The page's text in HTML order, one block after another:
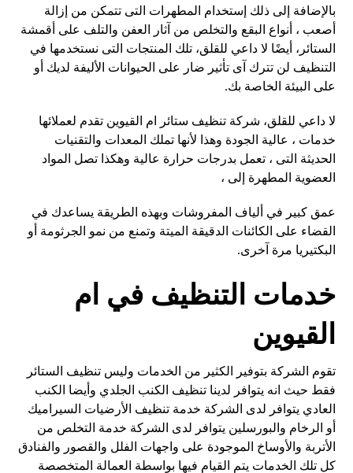
بالإضافة إلى ذلك إستخدام المطهرات التى تتمكن من إزالة
أصعب ، أنواع البقع والتخلص من آثار العفن والتلف على أقمشة
الستائر، أيضًا لا داعي للقلق، تلك المنتجات التى نستخدمها في
التنظيف لن تترك آى تأثير ضار على الحيوانات الأليفة لديك أو
على البيئة الخاصة بك.
لا داعي للقلق، شركة تنظيف ستائر ام القيوين تقدم لعملائها
خدمات ، عالية الجودة وهذا لأنها تملك المعدات والتقنيات
الحديثة التى ، تعمل بدرجات حرارة عالية وهكذا تصل المواد
العضوية المطهرة إلى ،
عمق كبير في ألياف المفروشات وبهذه الطريقة يساعدك في
القضاء على الكائنات الدقيقة الميتة وتمنع من نمو الجرثومة أو
البكتيريا مرة آخرى.
خدمات التنظيف في ام
القيوين
تقوم الشركة بتوفير الكثير من الخدمات وليس تنظيف الستائر
فقط حيث انه يتوافر لدينا تنظيف الكنب الجلدي وأيضا الكنب
العادي يتوافر لدى الشركة خدمة تنظيف الأرضيات السيراميك
أو الرخام والبورسلين يتوافر لدى الشركة خدمة التخلص من
الأتربة والأوساخ الموجودة على واجهات الفلل والقصور والفنادق
كل تلك الخدمات يتم القيام فيها بواسطة العمالة المتخصصة